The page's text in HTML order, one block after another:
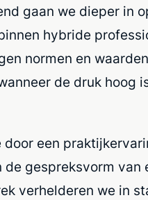
gaan we dieper in
hybride
normen en
de druk
een
gespreksvorm
verhelderen we in